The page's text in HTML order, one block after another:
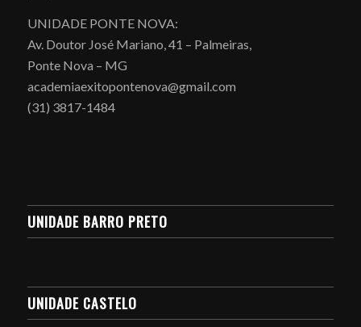
UNIDADE PONTE NOVA:
Av. Doutor José Mariano, 41 – Palmeiras,
Ponte Nova – MG
academiaexitopontenova@gmail.com
(31) 3817-1484
UNIDADE BARRO PRETO
UNIDADE CASTELO